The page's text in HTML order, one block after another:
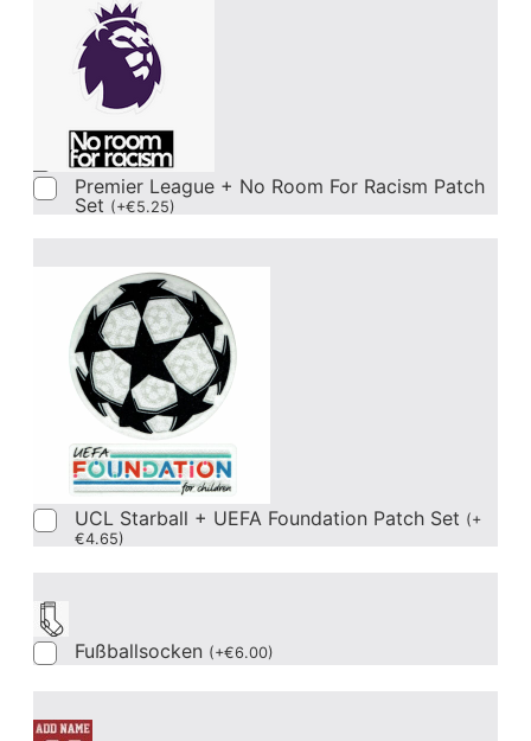
Premier League + No Room For Racism Patch
Set (+€5.25)
UCL Starball + UEFA Foundation Patch Set (+
€4.65)
Fußballsocken (+€6.00)